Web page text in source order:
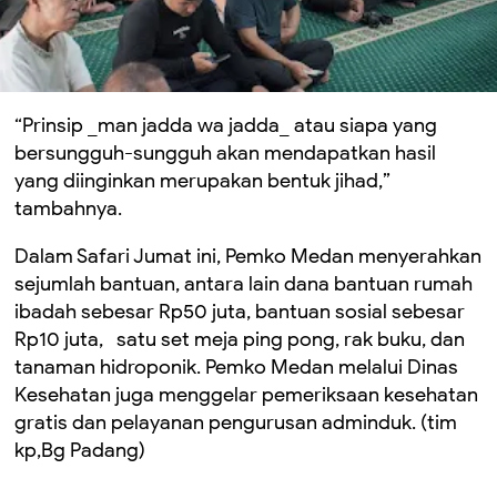
“Prinsip _man jadda wa jadda_ atau siapa yang
bersungguh-sungguh akan mendapatkan hasil
yang diinginkan merupakan bentuk jihad,”
tambahnya.
Dalam Safari Jumat ini, Pemko Medan menyerahkan
sejumlah bantuan, antara lain dana bantuan rumah
ibadah sebesar Rp50 juta, bantuan sosial sebesar
Rp10 juta, satu set meja ping pong, rak buku, dan
tanaman hidroponik. Pemko Medan melalui Dinas
Kesehatan juga menggelar pemeriksaan kesehatan
gratis dan pelayanan pengurusan adminduk. (tim
kp,Bg Padang)